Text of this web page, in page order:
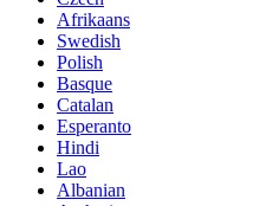
Afrikaans
Swedish
Polish
Basque
Catalan
Esperanto
Hindi
Lao
Albanian